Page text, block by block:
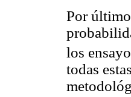
Por
los
todas